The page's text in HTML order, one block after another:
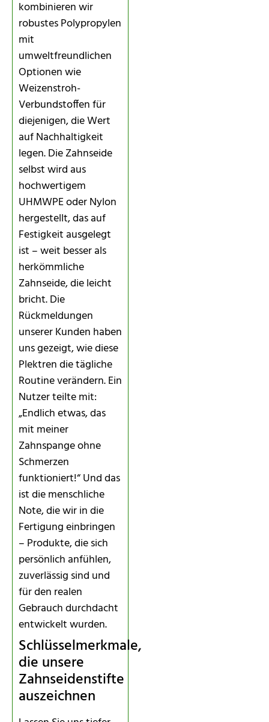
kombinieren wir
robustes Polypropylen
mit
umweltfreundlichen
Optionen wie
Weizenstroh-
Verbundstoffen für
diejenigen, die Wert
auf Nachhaltigkeit
legen. Die Zahnseide
selbst wird aus
hochwertigem
UHMWPE oder Nylon
hergestellt, das auf
Festigkeit ausgelegt
ist – weit besser als
herkömmliche
Zahnseide, die leicht
bricht. Die
Rückmeldungen
unserer Kunden haben
uns gezeigt, wie diese
Plektren die tägliche
Routine verändern. Ein
Nutzer teilte mit:
„Endlich etwas, das
mit meiner
Zahnspange ohne
Schmerzen
funktioniert!“ Und das
ist die menschliche
Note, die wir in die
Fertigung einbringen
– Produkte, die sich
persönlich anfühlen,
zuverlässig sind und
für den realen
Gebrauch durchdacht
entwickelt wurden.
Schlüsselmerkmale,
die unsere
Zahnseidenstifte
auszeichnen